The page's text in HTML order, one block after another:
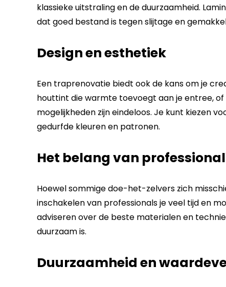
klassieke uitstraling en de duurzaamheid.
dat goed bestand is tegen slijtage en
Design en esthetiek
Een traprenovatie biedt ook de kans om je
houttint die warmte toevoegt aan je entree,
mogelijkheden zijn eindeloos. Je kunt kiezen
gedurfde kleuren en patronen.
Het belang van
Hoewel sommige doe-het-zelvers zich
inschakelen van professionals je veel tijd en
adviseren over de beste materialen en
duurzaam is.
Duurzaamheid en